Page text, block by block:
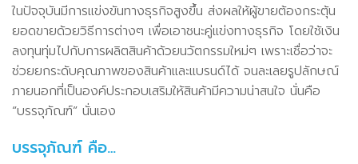
ในปัจจุบันมีการแข่งขันทางธุรกิจสูงขึ้น ส่งผลให้ผู้ขายต้องกระตุ้น
ยอดขายด้วยวิธีการต่างๆ เพื่อเอาชนะคู่แข่งทางธุรกิจ โดยใช้เงิน
ลงทุนทุ่มไปกับการผลิตสินค้าด้วยนวัตกรรมใหม่ๆ เพราะเชื่อว่าจะ
ช่วยยกระดับคุณภาพของสินค้าและแบรนด์ได้ จนละเลยรูปลักษณ์
ภายนอกที่เป็นองค์ประกอบเสริมให้สินค้ามีความน่าสนใจ นั่นคือ
“บรรจุภัณฑ์” นั่นเอง
บรรจุภัณฑ์ คือ…